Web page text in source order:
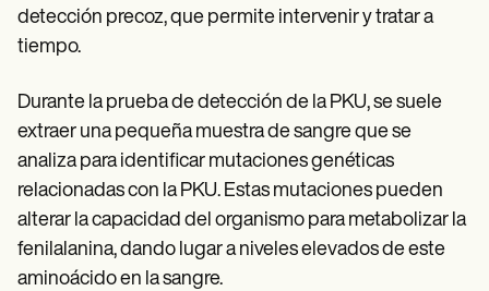
detección precoz, que permite intervenir y tratar a
tiempo.
Durante la prueba de detección de la PKU, se suele
extraer una pequeña muestra de sangre que se
analiza para identificar mutaciones genéticas
relacionadas con la PKU. Estas mutaciones pueden
alterar la capacidad del organismo para metabolizar la
fenilalanina, dando lugar a niveles elevados de este
aminoácido en la sangre.